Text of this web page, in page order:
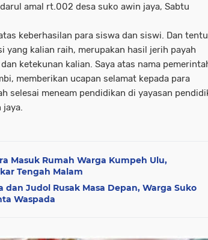
amal rt.002 desa suko awin jaya, Sabtu
keberhasilan para siswa dan siswi. Dan tentu
yang kalian raih, merupakan hasil jerih payah
ketekunan kalian. Saya atas nama
memberikan ucapan selamat kepada para
selesai meneam pendidikan di yayasan
jaya.
Masuk Rumah Warga Kumpeh Ulu,
Tengah Malam
dan Judol Rusak Masa Depan, Warga Suko
Waspada